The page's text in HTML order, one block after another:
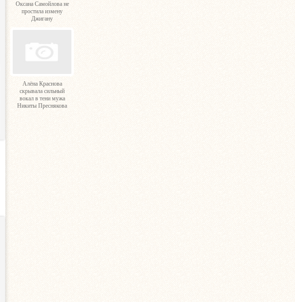
Оксана Самойлова не
простила измену
Джигану
Алёна Краснова
скрывала сильный
вокал в тени мужа
Никиты Преснякова